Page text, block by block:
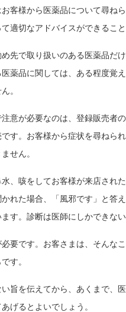
客様から医薬品について尋ね
適切なアドバイスができること
先で取り扱いのある医薬品だ
薬品に関しては、ある程度覚
。
意が必要なのは、登録販売者
す。お客様から症状を尋ねら
せん。
、咳をしてお客様が来店され
れた場合、「風邪です」と答
す。診断は医師にしかできない
要です。お客さまは、そんな
す。
旨を伝えてから、あくまで、
げるとよいでしょう。